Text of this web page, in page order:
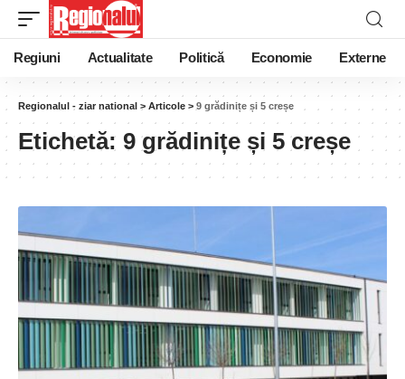
Regiuni Actualitate Politică Economie Externe
Regionalul - ziar national > Articole > 9 grădinițe și 5 creșe
Etichetă: 9 grădinițe și 5 creșe